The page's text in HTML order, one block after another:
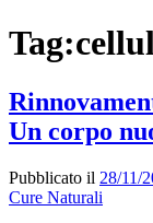
Tag:
Un corpo
Pubblicato il 28/11/
Cure Naturali